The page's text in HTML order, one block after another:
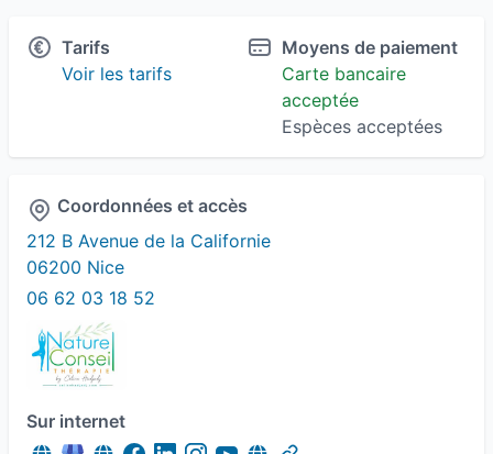
Tarifs
Voir les tarifs
Moyens de paiement
Carte bancaire
acceptée
Espèces acceptées
Coordonnées et accès
212 B Avenue de la Californie
06200 Nice
06 62 03 18 52
Sur internet